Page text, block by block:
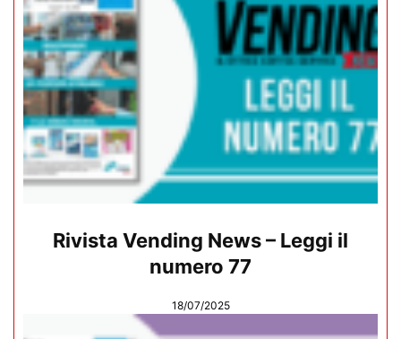
Rivista Vending News – Leggi il
numero 77
18/07/2025